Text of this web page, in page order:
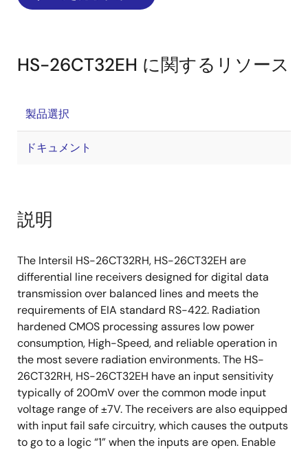
HS-26CT32EH に関するリソース
製品選択
ドキュメント
説明
The Intersil HS-26CT32RH, HS-26CT32EH are
differential line receivers designed for digital data
transmission over balanced lines and meets the
requirements of EIA standard RS-422. Radiation
hardened CMOS processing assures low power
consumption, High-Speed, and reliable operation in
the most severe radiation environments. The HS-
26CT32RH, HS-26CT32EH have an input sensitivity
typically of 200mV over the common mode input
voltage range of ±7V. The receivers are also equipped
with input fail safe circuitry, which causes the outputs
to go to a logic “1” when the inputs are open. Enable